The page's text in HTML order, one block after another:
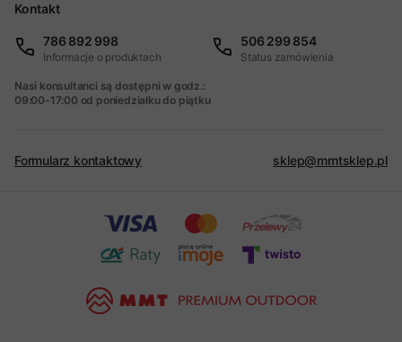
Kontakt
786 892 998
Informacje o produktach
506 299 854
Status zamówienia
Nasi konsultanci są dostępni w godz.:
09:00-17:00 od poniedziałku do piątku
Formularz kontaktowy sklep@mmtsklep.pl